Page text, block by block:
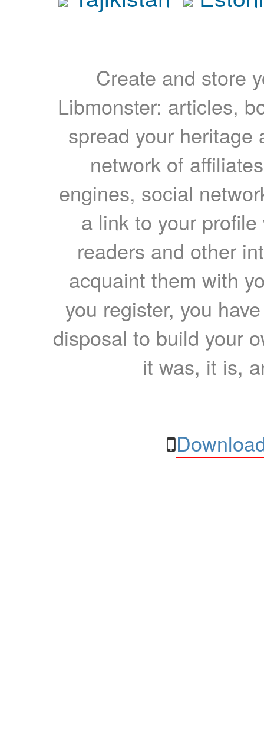
Create and store
Libmonster: articles,
spread your heritage
network of
engines, social
a link to your
readers and other
acquaint them with
you register, you
disposal to build your
it was, it is,